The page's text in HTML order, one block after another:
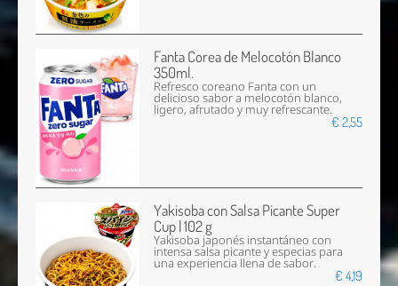
Fanta Corea de Melocotón Blanco
350ml.
Refresco coreano Fanta con un
delicioso sabor a melocotón blanco,
ligero, afrutado y muy refrescante.
€ 2,55
Yakisoba con Salsa Picante Super
Cup | 102 g
Yakisoba japonés instantáneo con
intensa salsa picante y especias para
una experiencia llena de sabor.
€ 4,19